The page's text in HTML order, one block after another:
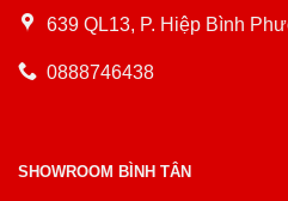
639 QL13, P. Hiệp Bình
0888746438
SHOWROOM BÌNH TÂN